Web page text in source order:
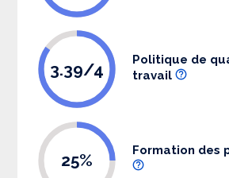
3.39/4
Politique de
travail
25% Formation des